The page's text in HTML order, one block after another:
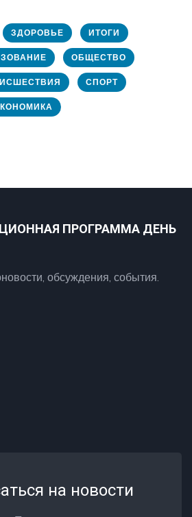
ЗДОРОВЬЕ ИТОГИ
ОБЩЕСТВО
СПОРТ
ПРОГРАММА ДЕНЬ
обсуждения, события.
на новости